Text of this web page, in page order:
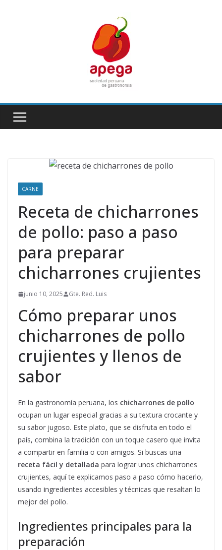
CARNE
Receta de chicharrones
de pollo: paso a paso
para preparar
chicharrones crujientes
junio 10, 2025 Gte. Red. Luis
Cómo preparar unos
chicharrones de pollo
crujientes y llenos de
sabor
En la gastronomía peruana, los chicharrones de pollo
ocupan un lugar especial gracias a su textura crocante y
su sabor jugoso. Este plato, que se disfruta en todo el
país, combina la tradición con un toque casero que invita
a compartir en familia o con amigos. Si buscas una
receta fácil y detallada para lograr unos chicharrones
crujientes, aquí te explicamos paso a paso cómo hacerlo,
usando ingredientes accesibles y técnicas que resaltan lo
mejor del pollo.
Ingredientes principales para la
preparación